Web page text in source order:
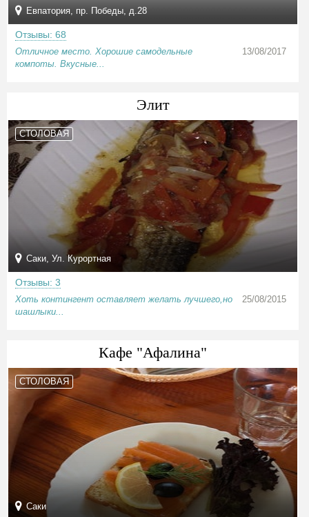
Евпатория, пр. Победы, д.28
Отзывы: 68
Отличное место. Хорошие самодельные
компоты. Вкусные...
13/08/2017
Элит
СТОЛОВАЯ
Саки, Ул. Курортная
Отзывы: 3
Хоть контингент оставляет желать лучшего,но
шашлыки...
25/08/2015
Кафе "Афалина"
СТОЛОВАЯ
Саки